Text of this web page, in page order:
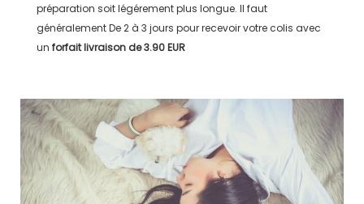
préparation soit légérement plus longue. Il faut
généralementDe 2 à 3 jours pour recevoir votre colis avec
un forfait livraison de3.90 EUR